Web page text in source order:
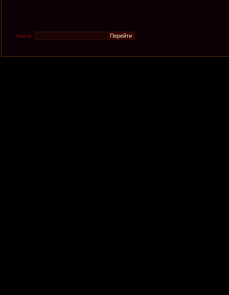
Найти: